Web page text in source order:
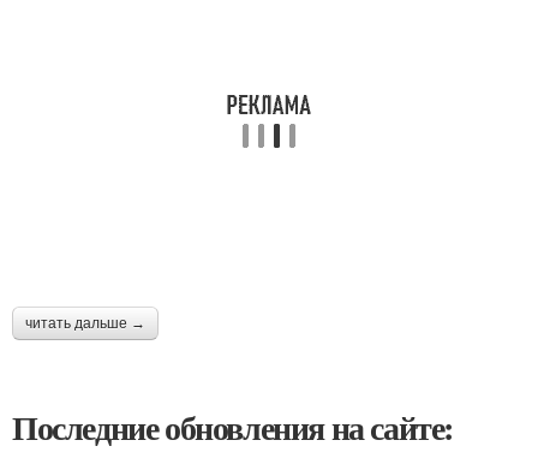
читать дальше →
Последние обновления на сайте: